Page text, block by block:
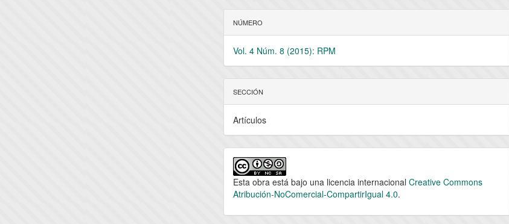
NÚMERO
Vol. 4 Núm. 8 (2015): RPM
SECCIÓN
Artículos
Esta obra está bajo una licencia internacionalCreative Commons
Atribución-NoComercial-CompartirIgual 4.0.